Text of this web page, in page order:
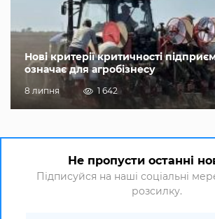
Нові критерії критичності
означає для агробізнесу
8 липня 1 642
Не пропусти останні
Підписуйся на наші соціальні
розсилку.